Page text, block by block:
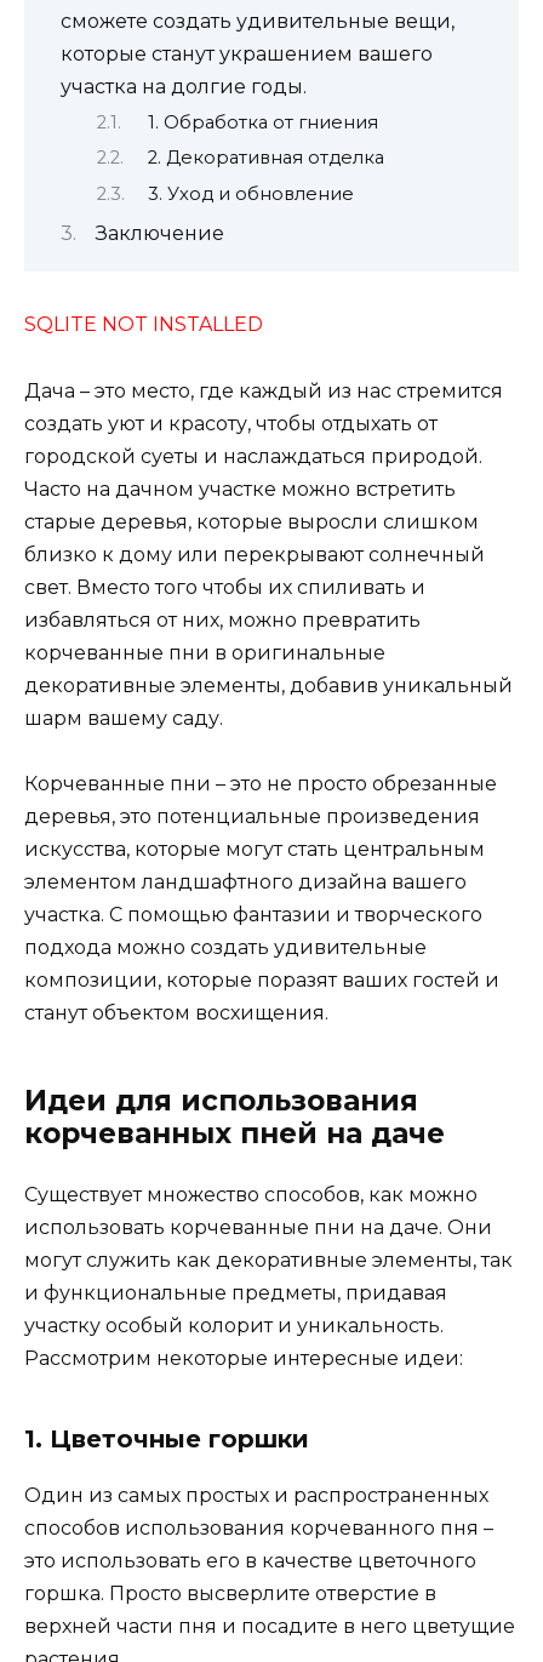
сможете создать удивительные вещи,
которые станут украшением вашего
участка на долгие годы.
1. Обработка от гниения
2. Декоративная отделка
3. Уход и обновление
Заключение
SQLITE NOT INSTALLED
Дача – это место, где каждый из нас стремится
создать уют и красоту, чтобы отдыхать от
городской суеты и наслаждаться природой.
Часто на дачном участке можно встретить
старые деревья, которые выросли слишком
близко к дому или перекрывают солнечный
свет. Вместо того чтобы их спиливать и
избавляться от них, можно превратить
корчеванные пни в оригинальные
декоративные элементы, добавив уникальный
шарм вашему саду.
Корчеванные пни – это не просто обрезанные
деревья, это потенциальные произведения
искусства, которые могут стать центральным
элементом ландшафтного дизайна вашего
участка. С помощью фантазии и творческого
подхода можно создать удивительные
композиции, которые поразят ваших гостей и
станут объектом восхищения.
Идеи для использования
корчеванных пней на даче
Существует множество способов, как можно
использовать корчеванные пни на даче. Они
могут служить как декоративные элементы, так
и функциональные предметы, придавая
участку особый колорит и уникальность.
Рассмотрим некоторые интересные идеи:
1. Цветочные горшки
Один из самых простых и распространенных
способов использования корчеванного пня –
это использовать его в качестве цветочного
горшка. Просто высверлите отверстие в
верхней части пня и посадите в него цветущие